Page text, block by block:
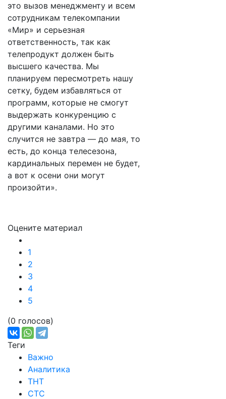
это вызов менеджменту и всем
сотрудникам телекомпании
«Мир» и серьезная
ответственность, так как
телепродукт должен быть
высшего качества. Мы
планируем пересмотреть нашу
сетку, будем избавляться от
программ, которые не смогут
выдержать конкуренцию с
другими каналами. Но это
случится не завтра — до мая, то
есть, до конца телесезона,
кардинальных перемен не будет,
а вот к осени они могут
произойти».
Оцените материал
1
2
3
4
5
(0 голосов)
Теги
Важно
Аналитика
ТНТ
СТС